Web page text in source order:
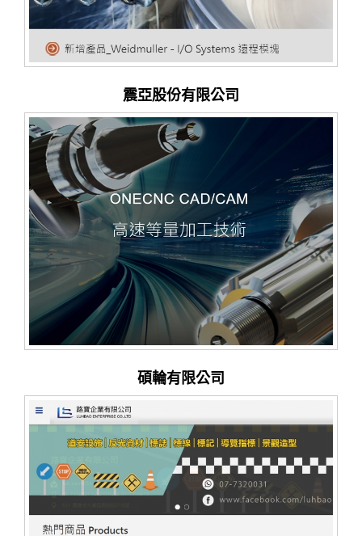
震亞股份有限公司
碩輪有限公司